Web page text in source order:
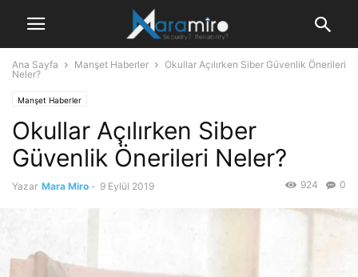
Ana Sayfa Manşet Haberler
Okullar Açılırken Siber Güvenlik Önerileri
Neler?
Manşet Haberler
Okullar Açılırken Siber
Güvenlik Önerileri Neler?
Yazar Mara Miro - 9 Eylül 2019 0
924